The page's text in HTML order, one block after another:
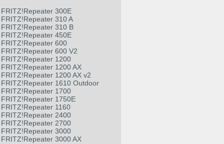
FRITZ!Repeater 300E
FRITZ!Repeater 310 A
FRITZ!Repeater 310 B
FRITZ!Repeater 450E
FRITZ!Repeater 600
FRITZ!Repeater 600 V2
FRITZ!Repeater 1200
FRITZ!Repeater 1200 AX
FRITZ!Repeater 1200 AX v2
FRITZ!Repeater 1610 Outdoor
FRITZ!Repeater 1700
FRITZ!Repeater 1750E
FRITZ!Repeater 1160
FRITZ!Repeater 2400
FRITZ!Repeater 2700
FRITZ!Repeater 3000
FRITZ!Repeater 3000 AX